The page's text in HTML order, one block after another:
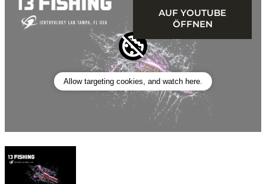
Allow targeting cookies, and watch here.
AUF YOUTUBE
ÖFFNEN